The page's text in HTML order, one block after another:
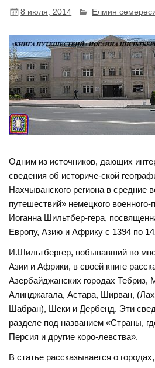
8 июля, 2014 Елмин
Одним из источников, дающих
сведения об историче-ской
Нахчыванского региона в средние
путешествий» немецкого военного-
Иоганна Шильтбер-гера,
Европу, Азию и Африку с 1394 по
И.Шильтбергер, побывавший во
Азии и Африки, в своей книге
Азербайджанских городах Тебриз,
Алинджагала, Астара, Ширван,
Шабран), Шеки и Дербенд. Эти
разделе под названием «Страны,
Персия и другие коро-левства».
В статье рассказывается о